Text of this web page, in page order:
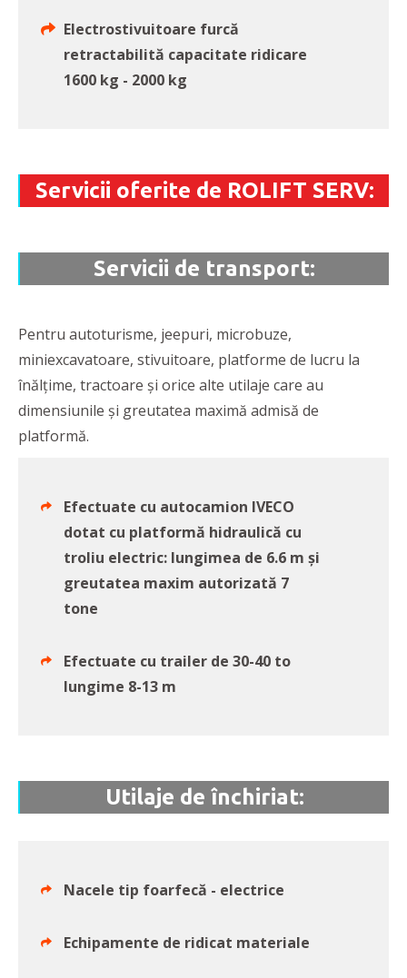
Electrostivuitoare furcă
retractabilită capacitate ridicare
1600 kg - 2000 kg
Servicii oferite de ROLIFT SERV:
Servicii de transport:
Pentru autoturisme, jeepuri, microbuze,
miniexcavatoare, stivuitoare, platforme de lucru la
înălțime, tractoare și orice alte utilaje care au
dimensiunile și greutatea maximă admisă de
platformă.
Efectuate cu autocamion IVECO
dotat cu platformă hidraulică cu
troliu electric: lungimea de 6.6 m și
greutatea maxim autorizată 7
tone
Efectuate cu trailer de 30-40 to
lungime 8-13 m
Utilaje de închiriat:
Nacele tip foarfecă - electrice
Echipamente de ridicat materiale